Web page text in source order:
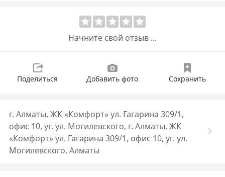
Начните свой отзыв ...
Поделиться Добавить фото Сохранить
г. Алматы, ЖК «Комфорт» ул. Гагарина 309/1,
офис 10, уг. ул. Могилевского, г. Алматы, ЖК
«Комфорт» ул. Гагарина 309/1, офис 10, уг. ул.
Могилевского, Алматы